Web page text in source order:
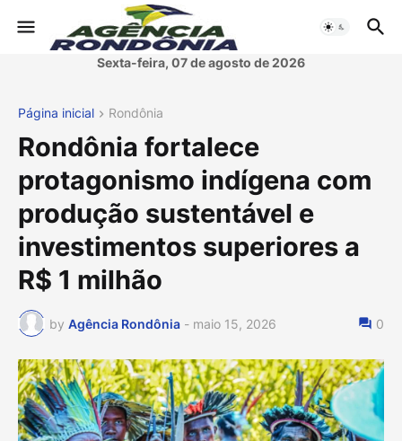
Sexta-feira, 07 de agosto de 2026
Página inicial Rondônia
Rondônia fortalece
protagonismo indígena com
produção sustentável e
investimentos superiores a
R$ 1 milhão
by Agência Rondônia - maio 15, 2026 0